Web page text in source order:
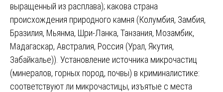
выращенный из расплава); какова страна
происхождения природного камня (Колумбия, Замбия,
Бразилия, Мьянма, Шри-Ланка, Танзания, Мозамбик,
Мадагаскар, Австралия, Россия (Урал, Якутия,
Забайкалье)). Установление источника микрочастиц
(минералов, горных пород, почвы) в криминалистике:
соответствуют ли микрочастицы, изъятые с места